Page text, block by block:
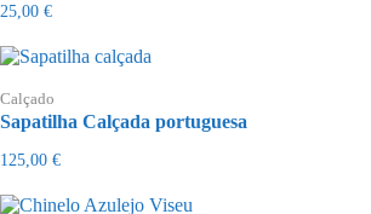
25,00 €
Calçado
Sapatilha Calçada portuguesa
125,00 €